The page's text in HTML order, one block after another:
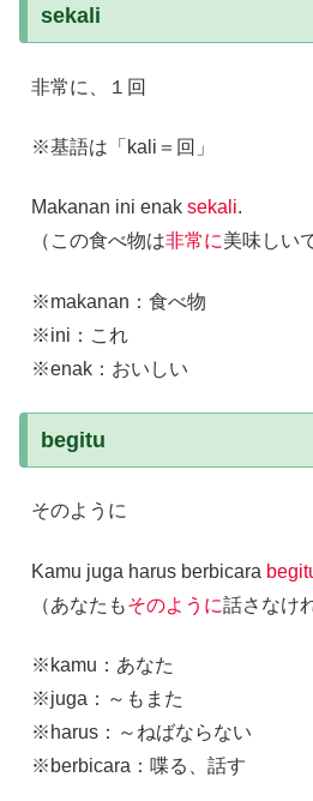
sekali
非常に、１回
※基語は「kali＝回」
Makanan ini enak sekali.
（この食べ物は非常に美味しい
※makanan：食べ物
※ini：これ
※enak：おいしい
begitu
そのように
Kamu juga harus berbicara
（あなたもそのように話さなけ
※kamu：あなた
※juga：～もまた
※harus：～ねばならない
※berbicara：喋る、話す